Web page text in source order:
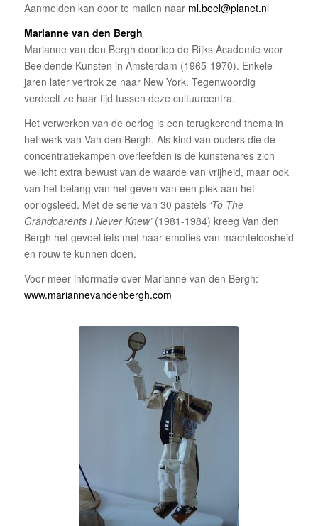
Aanmelden kan door te mailen naar ml.boel@planet.nl
Marianne van den Bergh
Marianne van den Bergh doorliep de Rijks Academie voor
Beeldende Kunsten in Amsterdam (1965-1970). Enkele
jaren later vertrok ze naar New York. Tegenwoordig
verdeelt ze haar tijd tussen deze cultuurcentra.
Het verwerken van de oorlog is een terugkerend thema in
het werk van Van den Bergh. Als kind van ouders die de
concentratiekampen overleefden is de kunstenares zich
wellicht extra bewust van de waarde van vrijheid, maar ook
van het belang van het geven van een plek aan het
oorlogsleed. Met de serie van 30 pastels ‘To The
Grandparents I Never Knew’ (1981-1984) kreeg Van den
Bergh het gevoel iets met haar emoties van machteloosheid
en rouw te kunnen doen.
Voor meer informatie over Marianne van den Bergh:
www.mariannevandenbergh.com